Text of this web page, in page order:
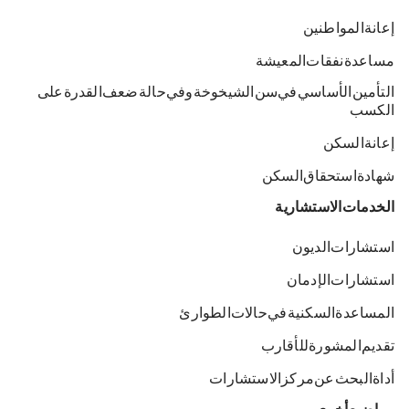
إعانة المواطنين
مساعدة نفقات المعيشة
التأمين الأساسي في سن الشيخوخة وفي حالة ضعف القدرة على
الكسب
إعانة السكن
شهادة استحقاق السكن
الخدمات الاستشارية
استشارات الديون
استشارات الإدمان
المساعدة السكنية في حالات الطوارئ
تقديم المشورة للأقارب
أداة البحث عن مركز الاستشارات